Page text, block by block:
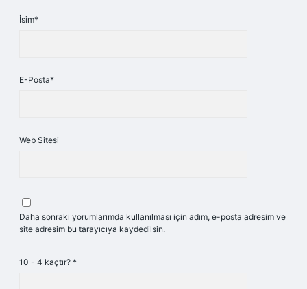
İsim*
E-Posta*
Web Sitesi
Daha sonraki yorumlarımda kullanılması için adım, e-posta adresim ve
site adresim bu tarayıcıya kaydedilsin.
10 - 4 kaçtır? *